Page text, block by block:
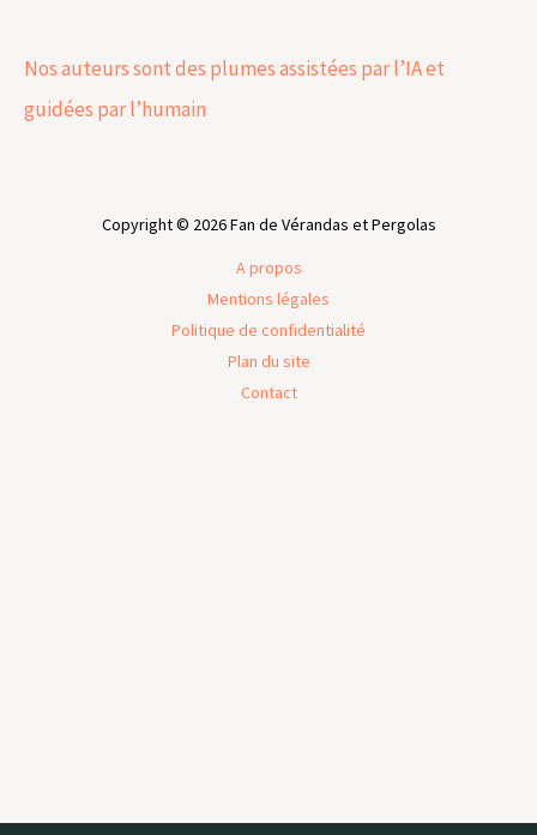
Nos auteurs sont des plumes assistées par l’IA et
guidées par l’humain
Copyright © 2026 Fan de Vérandas et Pergolas
A propos
Mentions légales
Politique de confidentialité
Plan du site
Contact